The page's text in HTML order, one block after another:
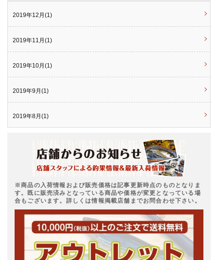
2019年12月(1)
2019年11月(1)
2019年10月(1)
2019年9月(1)
2019年8月(1)
※商品の入荷情報および販売価格は記事更新時点のものとなりま
す。既に販売済みとなっている商品や価格が変更となっている場
合もございます。詳しくは情報掲載店舗までお問合わせ下さい。